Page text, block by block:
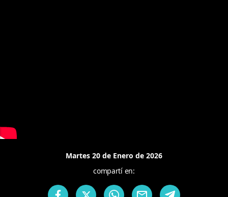
Martes 20 de Enero de 2026
compartí en: